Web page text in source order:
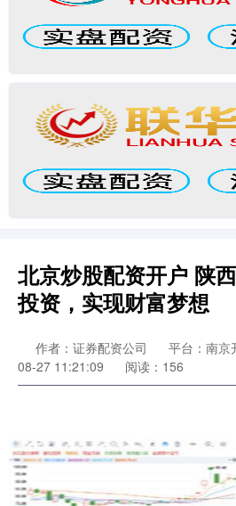
北京炒股配资开户 陕
投资，实现财富梦想
作者：证券配资公司 平台：南京
08-27 11:21:09
阅读：156